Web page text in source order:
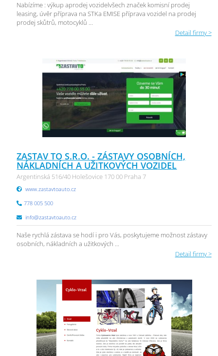
Nabízíme : výkup aprodej vozidelvšech značek komisní prodej
leasing, úvěr příprava na STKa EMISE příprava vozidel na prodej
prodej skůtrů, motocyklů ...
Detail firmy >
ZASTAV TO S.R.O. - ZÁSTAVY OSOBNÍCH,
NÁKLADNÍCH A UŽITKOVÝCH VOZIDEL
Argentinská 516/40 Holešovice 170 00 Praha 7
www.zastavtoauto.cz
778 005 500
info@zastavtoauto.cz
Naše rychlá zástava se hodí i pro Vás, poskytujeme možnost zástavy
osobních, nákladních a užitkových ...
Detail firmy >